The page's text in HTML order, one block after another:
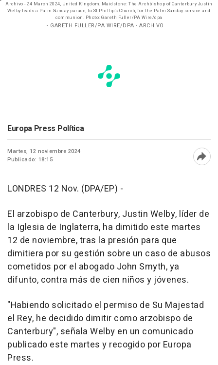
Archivo - 24 March 2024, United Kingdom, Maidstone: The Archbishop of Canterbury Justin
Welby leads a Palm Sunday parade, to St Phillip's Church, for the Palm Sunday service and
communion. Photo: Gareth Fuller/PA Wire/dpa
- GARETH FULLER/PA WIRE/DPA - ARCHIVO
Europa Press Política
Martes, 12 noviembre 2024
Publicado: 18:15
LONDRES 12 Nov. (DPA/EP) -
El arzobispo de Canterbury, Justin Welby, líder de
la Iglesia de Inglaterra, ha dimitido este martes
12 de noviembre, tras la presión para que
dimitiera por su gestión sobre un caso de abusos
cometidos por el abogado John Smyth, ya
difunto, contra más de cien niños y jóvenes.
"Habiendo solicitado el permiso de Su Majestad
el Rey, he decidido dimitir como arzobispo de
Canterbury", señala Welby en un comunicado
publicado este martes y recogido por Europa
Press.